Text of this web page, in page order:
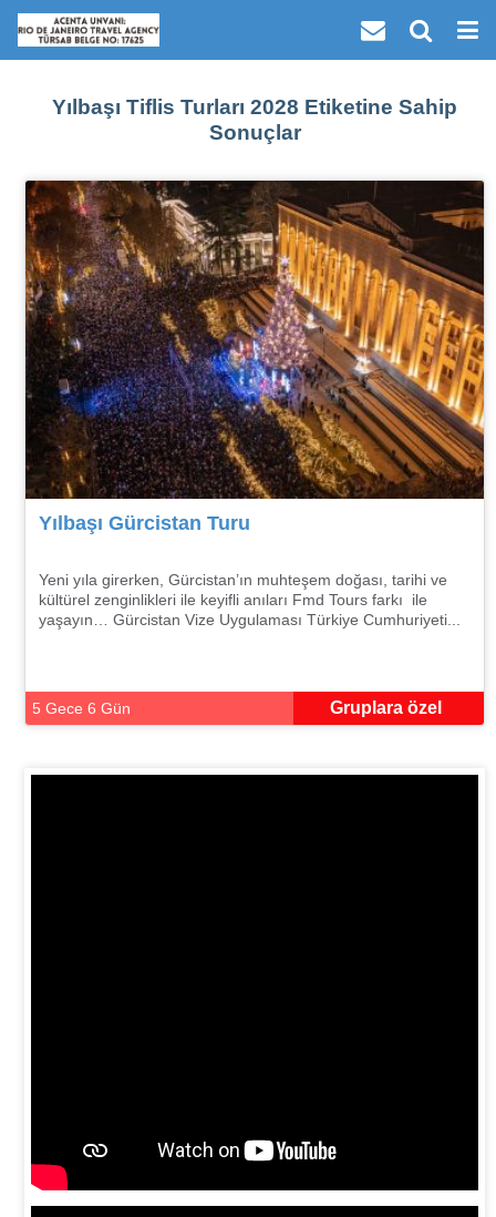
Yılbaşı Tiflis Turları 2028 Etiketine Sahip
Sonuçlar
Yılbaşı Gürcistan Turu
Yeni yıla girerken, Gürcistan’ın muhteşem doğası, tarihi ve
kültürel zenginlikleri ile keyifli anıları Fmd Tours farkı ile
yaşayın… Gürcistan Vize Uygulaması Türkiye Cumhuriyeti...
5 Gece 6 Gün Gruplara özel